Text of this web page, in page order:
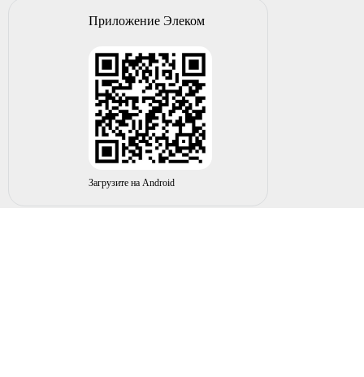
Приложение Элеком
Загрузите на Android